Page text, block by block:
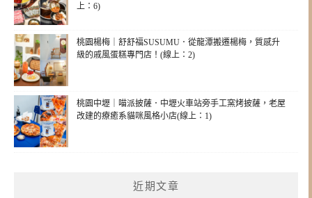
上：6)
桃園楊梅｜舒舒福SUSUMU．從龍潭搬遷楊梅，質感升
級的戚風蛋糕專門店！(線上：2)
桃園中壢｜喵派披薩．中壢火車站旁手工窯烤披薩，老屋
改建的療癒系貓咪風格小店(線上：1)
近期文章